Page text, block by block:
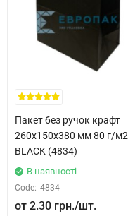
Пакет без ручок крафт
260x150x380 мм 80 г/м2
BLACK (4834)
В наявності
Code: 4834
2.30 грн.